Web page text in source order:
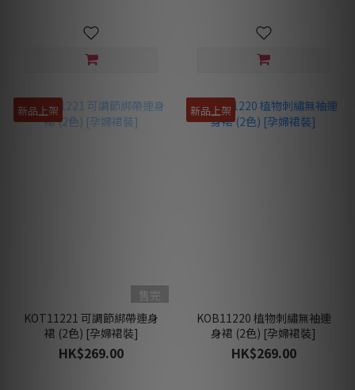
新品上架
售完
KOT11221 可調節綁帶連身
裙 (2色) [孕婦裙裝]
HK$269.00
新品上架
KOB11220 植物刺繡無袖連
身裙 (2色) [孕婦裙裝]
HK$269.00